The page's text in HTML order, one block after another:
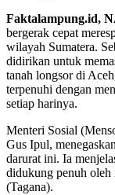
Faktalampung.id,
bergerak cepat
wilayah Sumatera.
didirikan untuk
tanah longsor di
terpenuhi dengan
setiap harinya.
Menteri Sosial
Gus Ipul,
darurat ini. Ia
didukung penuh oleh
(Tagana).